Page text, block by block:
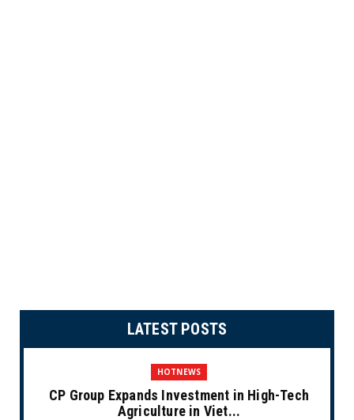
LATEST POSTS
HOTNEWS
CP Group Expands Investment in High-Tech
Agriculture in Viet...